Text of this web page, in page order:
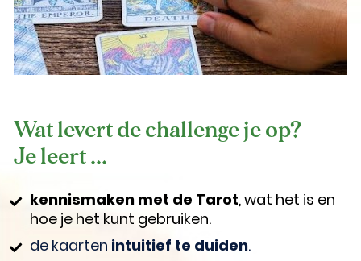
Wat levert de challenge je op?
Je leert ...
kennismaken met de Tarot, wat het is en
hoe je het kunt gebruiken.
de kaarten intuitief te duiden.